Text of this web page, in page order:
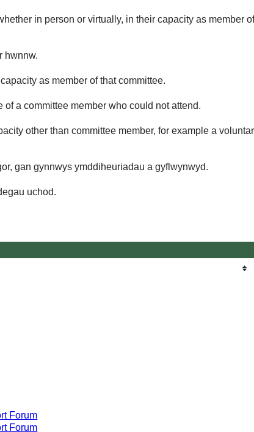
in person or virtually, in their capacity as member
hwnnw.
as member of that committee.
a committee member who could not attend.
other than committee member, for example a
gan gynnwys ymddiheuriadau a gyflwynwyd.
uchod.
Forum
Forum